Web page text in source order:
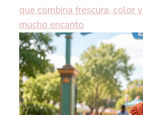
que combina frescura, color y
mucho encanto